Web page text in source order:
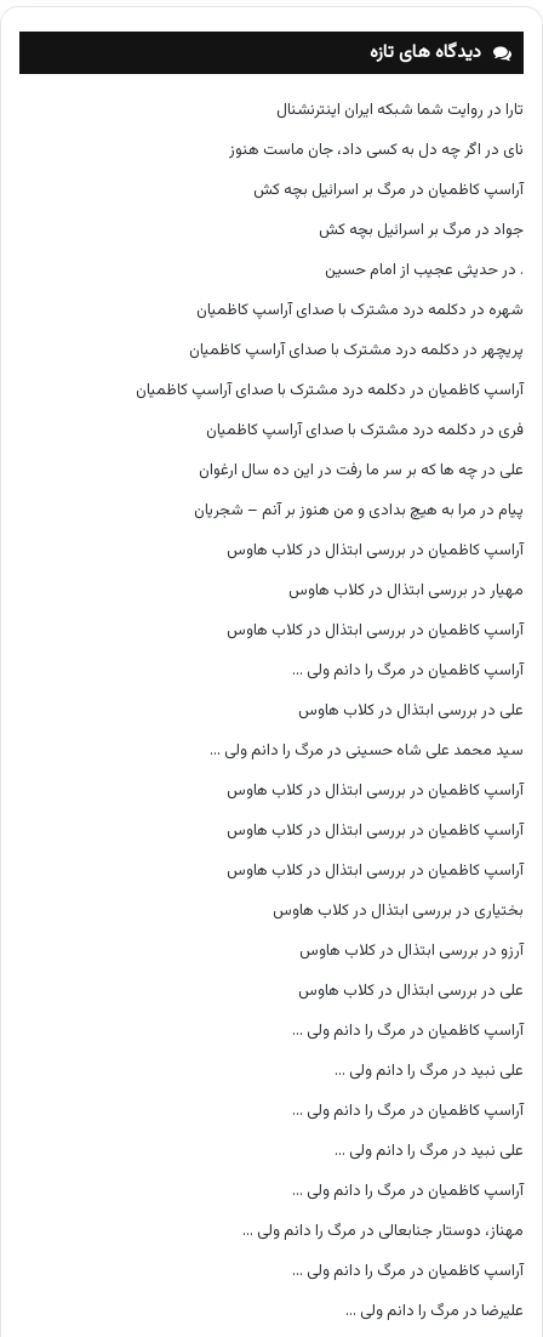
ه‌
ه
دیدگاه های تازه
تارا در روایت شما شبکه ایران اینترنشنال
نای در اگر چه دل به کسی داد، جان ماست هنوز
آراسپ کاظمیان در مرگ بر اسرائیل بچه کش
جواد در مرگ بر اسرائیل بچه کش
. در حدیثی عجیب از امام حسین
شهره در دکلمه درد مشترک با صدای آراسپ کاظمیان
پریچهر در دکلمه درد مشترک با صدای آراسپ کاظمیان
آراسپ کاظمیان در دکلمه درد مشترک با صدای آراسپ کاظمیان
فری در دکلمه درد مشترک با صدای آراسپ کاظمیان
علی در چه ها که بر سر ما رفت در این ده سال ارغوان
پیام در مرا به هیچ بدادی و من هنوز بر آنم – شجریان
آراسپ کاظمیان در بررسی ابتذال در کلاب هاوس
مهیار در بررسی ابتذال در کلاب هاوس
آراسپ کاظمیان در بررسی ابتذال در کلاب هاوس
آراسپ کاظمیان در مرگ را دانم ولی …
علی در بررسی ابتذال در کلاب هاوس
سید محمد علی شاه حسینی در مرگ را دانم ولی …
آراسپ کاظمیان در بررسی ابتذال در کلاب هاوس
آراسپ کاظمیان در بررسی ابتذال در کلاب هاوس
آراسپ کاظمیان در بررسی ابتذال در کلاب هاوس
بختیاری در بررسی ابتذال در کلاب هاوس
آرزو در بررسی ابتذال در کلاب هاوس
علی در بررسی ابتذال در کلاب هاوس
آراسپ کاظمیان در مرگ را دانم ولی …
علی نبید در مرگ را دانم ولی …
آراسپ کاظمیان در مرگ را دانم ولی …
علی نبید در مرگ را دانم ولی …
آراسپ کاظمیان در مرگ را دانم ولی …
مهناز، دوستار جنابعالی در مرگ را دانم ولی …
آراسپ کاظمیان در مرگ را دانم ولی …
علیرضا در مرگ را دانم ولی …